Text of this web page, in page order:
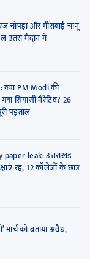
और मीराबाई चानू
उतरा मैदान में
PM Modi की
सियासी नैरेटिव? 26
पड़ताल
leak: उत्तराखंड
रद्द, 12 कॉलेजों के छात्र
को बताया अवैध,